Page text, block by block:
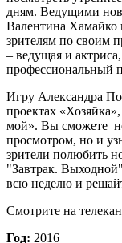
дням. Ведущими
Валентина
зрителям по своим
– ведущая и
профессиональный
Игру Александра
проектах
мой». Вы сможете не
просмотром, но и
зрители полюбить
"Завтрак.
всю неделю и
Смотрите на
Год: 2016